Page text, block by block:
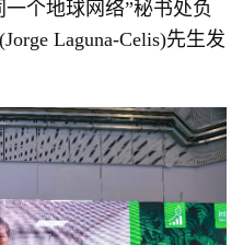
个地球网络”秘书处负
Laguna-Celis)先生发